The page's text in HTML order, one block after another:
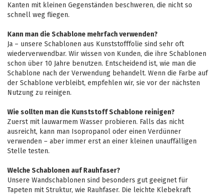
Kanten mit kleinen Gegenständen beschweren, die nicht so
schnell weg fliegen.
Kann man die Schablone mehrfach verwenden?
Ja – unsere Schablonen aus Kunststofffolie sind sehr oft
wiederverwendbar. Wir wissen von Kunden, die ihre Schablonen
schon über 10 Jahre benutzen. Entscheidend ist, wie man die
Schablone nach der Verwendung behandelt. Wenn die Farbe auf
der Schablone verbleibt, empfehlen wir, sie vor der nächsten
Nutzung zu reinigen.
Wie sollten man die Kunststoff Schablone reinigen?
Zuerst mit lauwarmem Wasser probieren. Falls das nicht
ausreicht, kann man Isopropanol oder einen Verdünner
verwenden – aber immer erst an einer kleinen unauffälligen
Stelle testen.
Welche Schablonen auf Rauhfaser?
Unsere Wandschablonen sind besonders gut geeignet für
Tapeten mit Struktur, wie Rauhfaser. Die leichte Klebekraft